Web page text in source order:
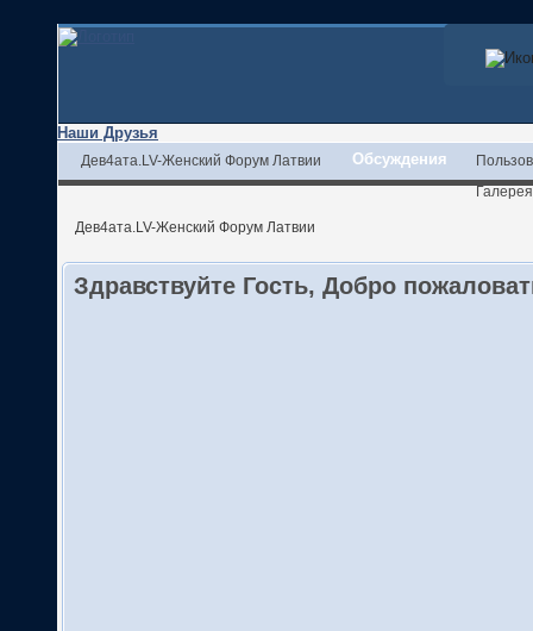
Наши Друзья
Дев4ата.LV-Женский Форум Латвии Обсуждения
Галерея
Дев4ата.LV-Женский Форум Латвии
Здравствуйте Гость, Добро